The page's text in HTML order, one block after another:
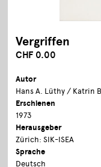
Vergriffen
CHF 0.00
Autor
Hans A. Lüthy / Katrin
Erschienen
1973
Herausgeber
Zürich: SIK-ISEA
Sprache
Deutsch